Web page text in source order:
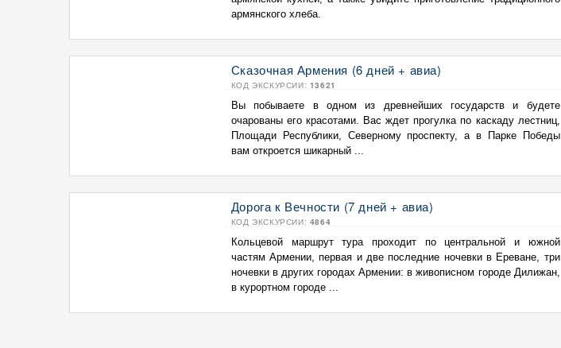
армянского хлеба.
Сказочная Армения (6 дней + авиа)
КОД ЭКСКУРСИИ: 13621
Вы побываете в одном из древнейших государств и будете
очарованы его красотами. Вас ждет прогулка по каскаду лестниц,
Площади Республики, Северному проспекту, а в Парке Победы
вам откроется шикарный ...
Дорога к Вечности (7 дней + авиа)
КОД ЭКСКУРСИИ: 4864
Кольцевой маршрут тура проходит по центральной и южной
частям Армении, первая и две последние ночевки в Ереване, три
ночевки в других городах Армении: в живописном городе Дилижан,
в курортном городе ...